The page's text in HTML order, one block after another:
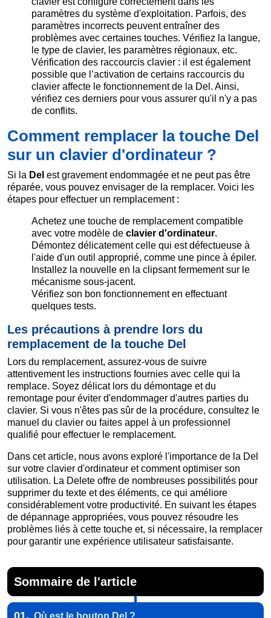
paramètres du système d'exploitation. Parfois, des
paramètres incorrects peuvent entraîner des
problèmes avec certaines touches. Vérifiez la langue,
le type de clavier, les paramètres régionaux, etc.
Vérification des raccourcis clavier : il est également
possible que l’activation de certains raccourcis du
clavier affecte le fonctionnement de la Del. Ainsi,
vérifiez ces derniers pour vous assurer qu'il n'y a pas
de conflits.
Comment remplacer la touche Del
sur un clavier d'ordinateur ?
Si la Del est gravement endommagée et ne peut pas être
réparée, vous pouvez envisager de la remplacer. Voici les
étapes pour effectuer un remplacement :
Achetez une touche de remplacement compatible
avec votre modèle de clavier d'ordinateur.
Démontez délicatement celle qui est défectueuse à
l'aide d'un outil approprié, comme une pince à épiler.
Installez la nouvelle en la clipsant fermement sur le
mécanisme sous-jacent.
Vérifiez son bon fonctionnement en effectuant
quelques tests.
Les précautions à prendre lors du
remplacement de la touche Del
Lors du remplacement, assurez-vous de suivre
attentivement les instructions fournies avec celle qui la
remplace. Soyez délicat lors du démontage et du
remontage pour éviter d'endommager d'autres parties du
clavier. Si vous n'êtes pas sûr de la procédure, consultez le
manuel du clavier ou faites appel à un professionnel
qualifié pour effectuer le remplacement.
Dans cet article, nous avons exploré l'importance de la Del
sur votre clavier d'ordinateur et comment optimiser son
utilisation. La Delete offre de nombreuses possibilités pour
supprimer du texte et des éléments, ce qui améliore
considérablement votre productivité. En suivant les étapes
de dépannage appropriées, vous pouvez résoudre les
problèmes liés à cette touche et, si nécessaire, la remplacer
pour garantir une expérience utilisateur satisfaisante.
Sommaire de l'article
01. Où est le bouton Del ?